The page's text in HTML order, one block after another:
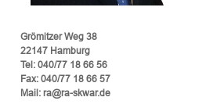
Grömitzer Weg 38
22147 Hamburg
Tel: 040/77 18 66 56
Fax: 040/77 18 66 57
Mail: ra@ra-skwar.de